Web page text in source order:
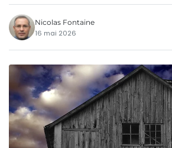
Nicolas Fontaine
16 mai 2026